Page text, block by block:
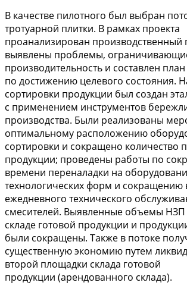
В качестве пилотного был выбран
тротуарной плитки. В рамках проекта
проанализирован производственный
выявлены проблемы,
производительность и составлен
по достижению целевого состояния.
сортировки продукции был создан
с применением инструментов
производства. Были реализованы
оптимальному расположению
сортировки и сокращено количество
продукции; проведены работы по
времени переналадки на
технологических форм и сокращению
ежедневного технического
смесителей. Выявленные объемы НЗП
складе готовой продукции и
были сокращены. Также в потоке
существенную экономию путем
второй площадки склада готовой
продукции (арендованного склада).